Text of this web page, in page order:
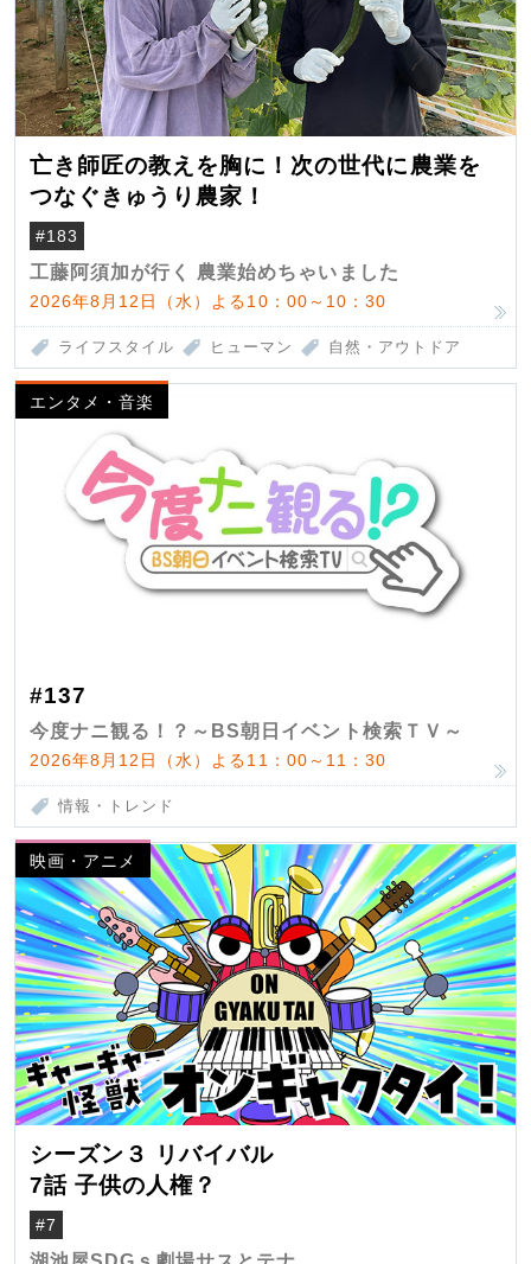
亡き師匠の教えを胸に！次の世代に農業を
つなぐきゅうり農家！
#183
工藤阿須加が行く 農業始めちゃいました
2026年8月12日（水）よる10：00～10：30
ライフスタイル ヒューマン 自然・アウトドア
エンタメ・音楽
#137
今度ナニ観る！？～BS朝日イベント検索ＴＶ～
2026年8月12日（水）よる11：00～11：30
情報・トレンド
映画・アニメ
シーズン３ リバイバル
7話 子供の人権？
#7